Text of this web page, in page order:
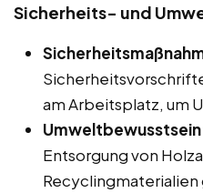
Sicherheits- und
am Arbeitsplatz, um
Entsorgung von
Recyclingmaterialien